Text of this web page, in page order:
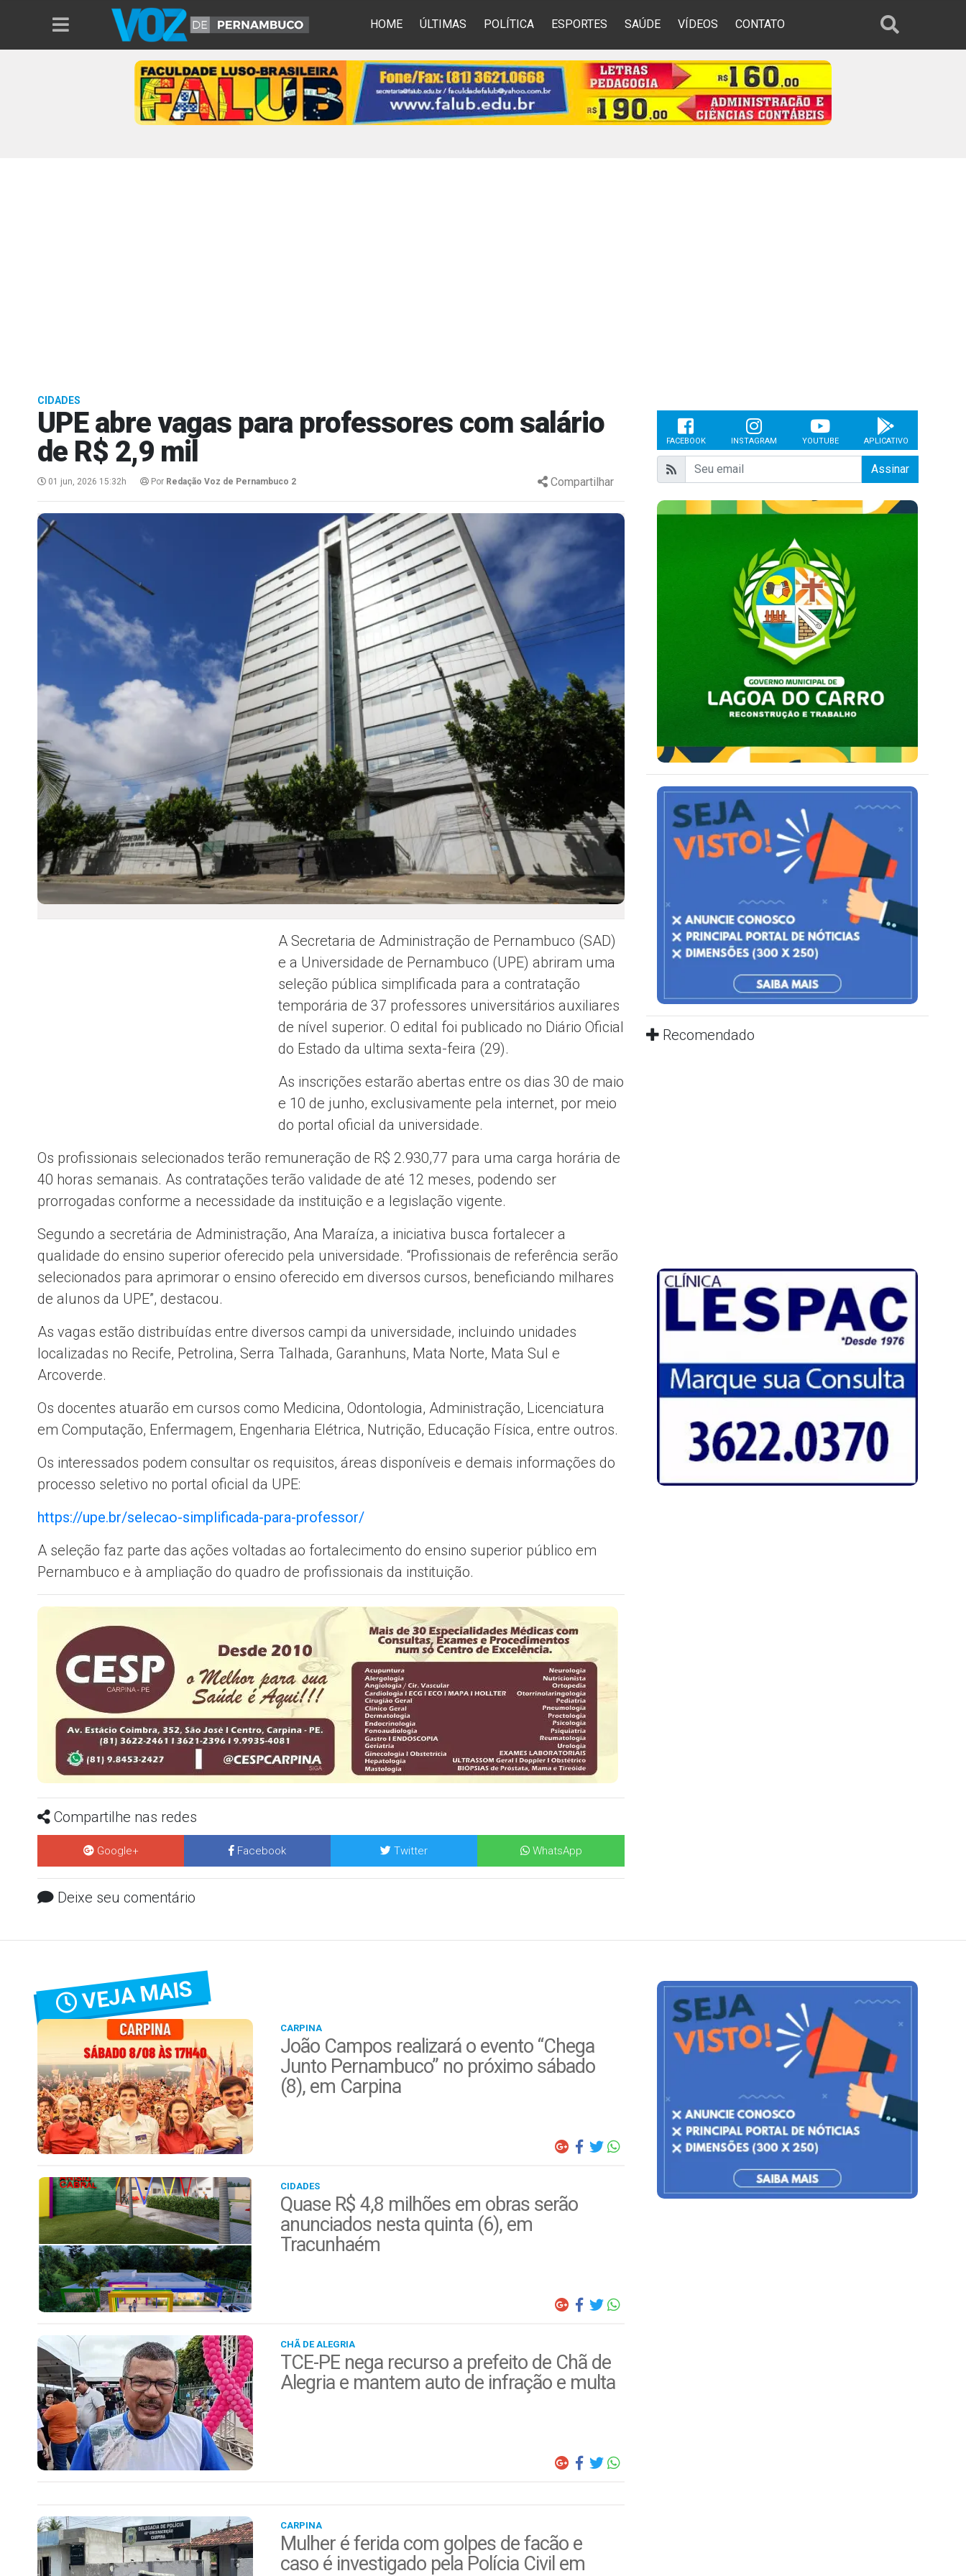
HOME ÚLTIMAS POLÍTICA ESPORTES SAÚDE VÍDEOS CONTATO
CIDADES
UPE abre vagas para professores com salário
de R$ 2,9 mil
01 jun, 2026 15:32h Por Redação Voz de Pernambuco 2 Compartilhar
A Secretaria de Administração de Pernambuco (SAD)
e a Universidade de Pernambuco (UPE) abriram uma
seleção pública simplificada para a contratação
temporária de 37 professores universitários auxiliares
de nível superior. O edital foi publicado no Diário Oficial
do Estado da ultima sexta-feira (29).
As inscrições estarão abertas entre os dias 30 de maio
e 10 de junho, exclusivamente pela internet, por meio
do portal oficial da universidade.
Os profissionais selecionados terão remuneração de R$ 2.930,77 para uma carga horária de
40 horas semanais. As contratações terão validade de até 12 meses, podendo ser
prorrogadas conforme a necessidade da instituição e a legislação vigente.
Segundo a secretária de Administração, Ana Maraíza, a iniciativa busca fortalecer a
qualidade do ensino superior oferecido pela universidade. “Profissionais de referência serão
selecionados para aprimorar o ensino oferecido em diversos cursos, beneficiando milhares
de alunos da UPE”, destacou.
As vagas estão distribuídas entre diversos campi da universidade, incluindo unidades
localizadas no Recife, Petrolina, Serra Talhada, Garanhuns, Mata Norte, Mata Sul e
Arcoverde.
Os docentes atuarão em cursos como Medicina, Odontologia, Administração, Licenciatura
em Computação, Enfermagem, Engenharia Elétrica, Nutrição, Educação Física, entre outros.
Os interessados podem consultar os requisitos, áreas disponíveis e demais informações do
processo seletivo no portal oficial da UPE:
https://upe.br/selecao-simplificada-para-professor/
A seleção faz parte das ações voltadas ao fortalecimento do ensino superior público em
Pernambuco e à ampliação do quadro de profissionais da instituição.
Compartilhe nas redes
Google+ Facebook Twitter WhatsApp
Deixe seu comentário
FACEBOOK INSTAGRAM YOUTUBE APLICATIVO
Assinar
Recomendado
VEJA MAIS
CARPINA
João Campos realizará o evento “Chega
Junto Pernambuco” no próximo sábado
(8), em Carpina
CIDADES
Quase R$ 4,8 milhões em obras serão
anunciados nesta quinta (6), em
Tracunhaém
CHÃ DE ALEGRIA
TCE-PE nega recurso a prefeito de Chã de
Alegria e mantem auto de infração e multa
CARPINA
Mulher é ferida com golpes de facão e
caso é investigado pela Polícia Civil em